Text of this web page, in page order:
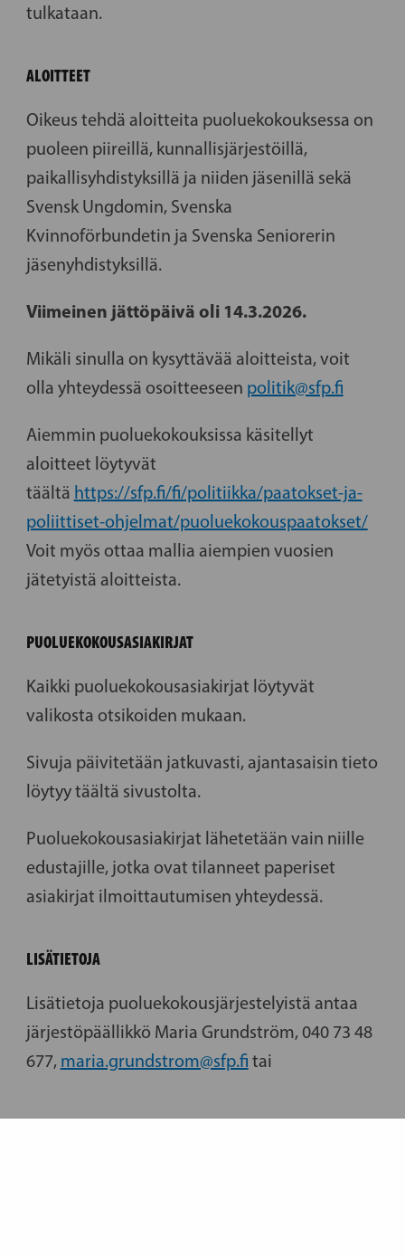
tulkataan.
ALOITTEET
Oikeus tehdä aloitteita puoluekokouksessa on
puoleen piireillä, kunnallisjärjestöillä,
paikallisyhdistyksillä ja niiden jäsenillä sekä
Svensk Ungdomin, Svenska
Kvinnoförbundetin ja Svenska Seniorerin
jäsenyhdistyksillä.
Viimeinen jättöpäivä oli 14.3.2026.
Mikäli sinulla on kysyttävää aloitteista, voit
olla yhteydessä osoitteeseen politik@sfp.fi
Aiemmin puoluekokouksissa käsitellyt
aloitteet löytyvät
täältä https://sfp.fi/fi/politiikka/paatokset-ja-
poliittiset-ohjelmat/puoluekokouspaatokset/
Voit myös ottaa mallia aiempien vuosien
jätetyistä aloitteista.
PUOLUEKOKOUSASIAKIRJAT
Kaikki puoluekokousasiakirjat löytyvät
valikosta otsikoiden mukaan.
Sivuja päivitetään jatkuvasti, ajantasaisin tieto
löytyy täältä sivustolta.
Puoluekokousasiakirjat lähetetään vain niille
edustajille, jotka ovat tilanneet paperiset
asiakirjat ilmoittautumisen yhteydessä.
LISÄTIETOJA
Lisätietoja puoluekokousjärjestelyistä antaa
järjestöpäällikkö Maria Grundström, 040 73 48
677, maria.grundstrom@sfp.fi tai